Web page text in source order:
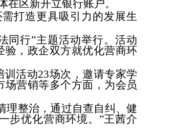
区新开立银行账户。
打造更具吸引力的发展生
同行”主题活动举行。活动
验，政企双方就优化营商环
活动23场次，邀请专家学
营销等多个方面，为会员
理整治，通过自查自纠、健
步优化营商环境。”王茜介